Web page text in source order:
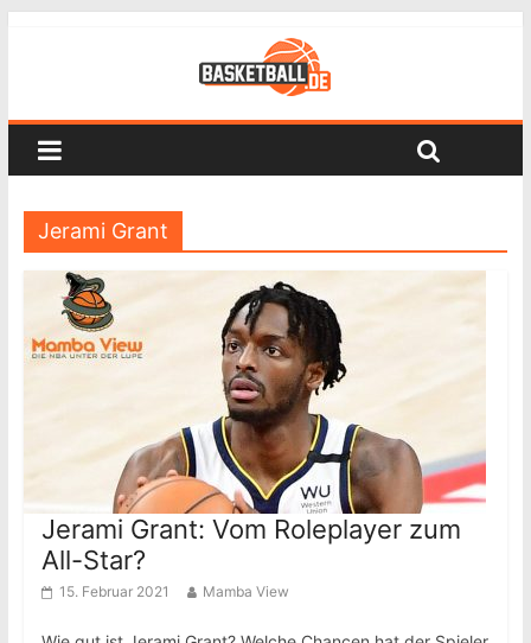
Jerami Grant
Jerami Grant: Vom Roleplayer zum
All-Star?
15. Februar 2021 Mamba View